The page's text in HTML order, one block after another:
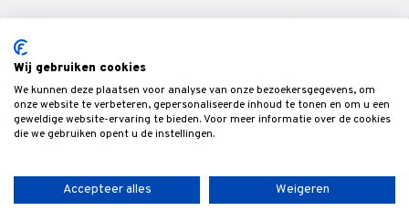
© Veldman Slijptechniek - Slijperij & specialist in CNC
gereedschappen & snijgereedschap voor de bewerking van hout,-
Wij gebruiken cookies
We kunnen deze plaatsen voor analyse van onze bezoekersgegevens, om
onze website te verbeteren, gepersonaliseerde inhoud te tonen en om u een
geweldige website-ervaring te bieden. Voor meer informatie over de cookies
die we gebruiken opent u de instellingen.
Accepteer alles Weigeren